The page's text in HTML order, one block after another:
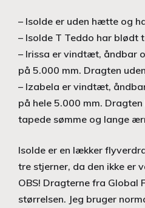
– Isolde er uden hætte og
– Isolde T Teddo har
– Irissa er vindtæt, åndbar
på 5.000 mm. Dragten
– Izabela er vindtæt,
på hele 5.000 mm.
tapede sømme og lange
Isolde er en lækker
tre stjerner, da den ikke er
OBS! Dragterne fra Global
størrelsen. Jeg bruger